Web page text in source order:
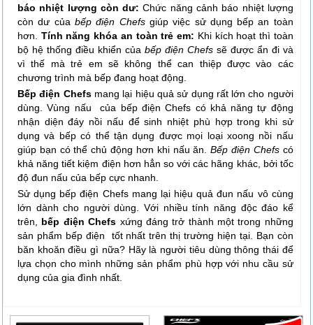
báo nhiệt lượng còn dư:Chức năng cảnh báo nhiệt lượng
còn dư của bếp điện Chefsgiúp việc sử dụng bếp an toàn
hơn. Tính năng khóa an toàn trẻ em: Khi kích hoạt thì toàn
bộ hệ thống điều khiển của bếp điện Chefs sẽ được ẩn đi và
vì thế mà trẻ em sẽ không thể can thiệp được vào các
chương trình mà bếp đang hoạt động.
Bếp điện Chefsmang lại hiệu quả sử dụng rất lớn cho người
dùng. Vùng nấu của bếp điện Chefs có khả năng tự động
nhận diện đáy nồi nấu để sinh nhiệt phù hợp trong khi sử
dụng và bếp có thể tận dụng được mọi loại xoong nồi nấu
giúp bạn có thể chủ động hơn khi nấu ăn.Bếp điện Chefs có
khả năng tiết kiệm điện hơn hẳn so với các hãng khác, bởi tốc
độ đun nấu của bếp cực nhanh.
Sử dụng bếp điện Chefs mang lại hiệu quả đun nấu vô cùng
lớn dành cho người dùng. Với nhiều tính năng độc đáo kể
trên, bếp điện Chefs xứng đáng trở thành một trong những
sản phẩm bếp điện tốt nhất trên thị trường hiện tại. Bạn còn
băn khoăn điều gì nữa? Hãy là người tiêu dùng thông thái để
lựa chọn cho mình những sản phẩm phù hợp với nhu cầu sử
dụng của gia đình nhất.